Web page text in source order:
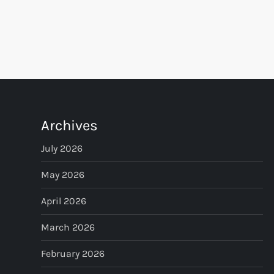
t
s
p
a
g
i
Archives
July 2026
May 2026
April 2026
March 2026
February 2026